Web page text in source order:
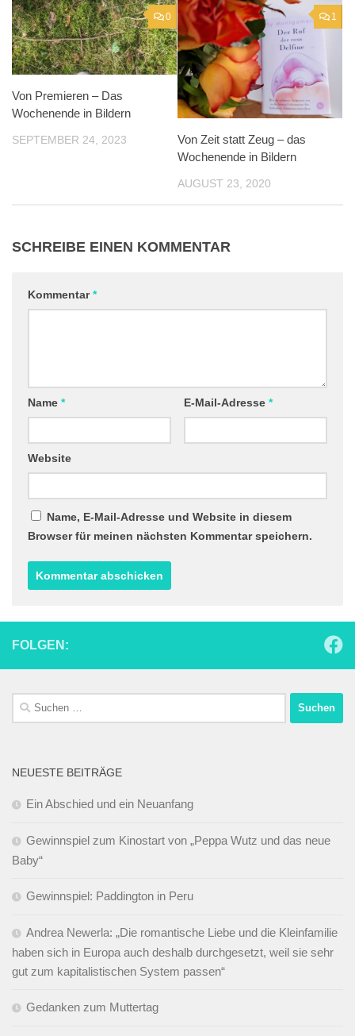
0
Von Premieren – Das
Wochenende in Bildern
SEPTEMBER 24, 2023
1
Von Zeit statt Zeug – das
Wochenende in Bildern
AUGUST 23, 2020
SCHREIBE EINEN KOMMENTAR
Kommentar*
Name * E-Mail-Adresse *
Website
Name, E-Mail-Adresse und Website in diesem
Browser für meinen nächsten Kommentar speichern.
FOLGEN:
Suchen
nach:
NEUESTE BEITRÄGE
Ein Abschied und ein Neuanfang
Gewinnspiel zum Kinostart von „Peppa Wutz und das neue
Baby“
Gewinnspiel: Paddington in Peru
Andrea Newerla: „Die romantische Liebe und die Kleinfamilie
haben sich in Europa auch deshalb durchgesetzt, weil sie sehr
gut zum kapitalistischen System passen“
Gedanken zum Muttertag